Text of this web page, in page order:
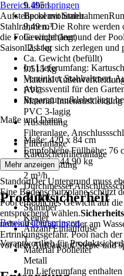
9.495 l
Beckenvolumen
9,49 m³
Gewicht (leer)
12,1 kg
Ca. Gewicht (befüllt)
9.515 kg
Material
PVC
Material Innenauskleidung
PVC 3-lagig
Ausstattung
Filteranlage,
Filteranlage
Kartuschenfilteranlage
Förderleistung
2 m³/h
Durchmesser
32 mm
Skimmer
Keiner
Anzahl Einlaufdüse
1
Material Poolleiter
Metall
Im Lieferumfang enthalten
Bereich überspringen
Aufstellpool mit
Stahlrahmen. Die Rohre werden
die Folie eingehängt und der
Saison lässt er sich zerlegen
Im Lieferumfang:
Verzinkter Stahlrahmen,
Ablassventil für den
Reparaturaufkleber liegt
Maße und Daten
Maße: 420 x 84 cm
Empfohlene Füllhöhe: 76
Gewicht: 44,90 kg
StandortDer Untergrund muss
Eine Bodenschutzplane schützt
Pool erhebliches Gewicht auf
entsprechend wählen.
unbeaufsichtigt im oder am
Ertrinkungsgefahr. Pool nach
vor dem Aufbau auf Steine und
Mehr anzeigen
Produktsicherheit
Bereich überspringen
Verantwortlich für